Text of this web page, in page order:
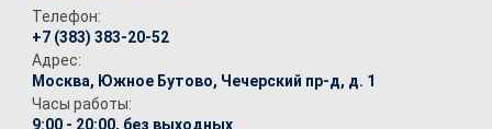
Телефон:
+7 (383) 383-20-52
Адрес:
Москва, Южное Бутово, Чечерский пр-д, д. 1
Часы работы:
9:00 - 20:00, без выходных